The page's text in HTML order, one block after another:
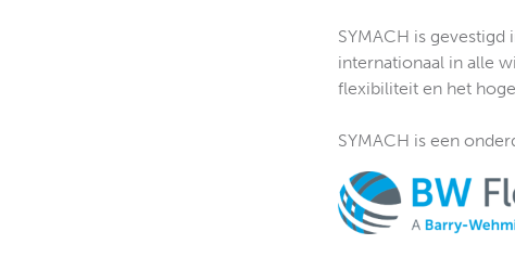
SYMACH is
internationaal in alle
flexibiliteit en het
SYMACH is een